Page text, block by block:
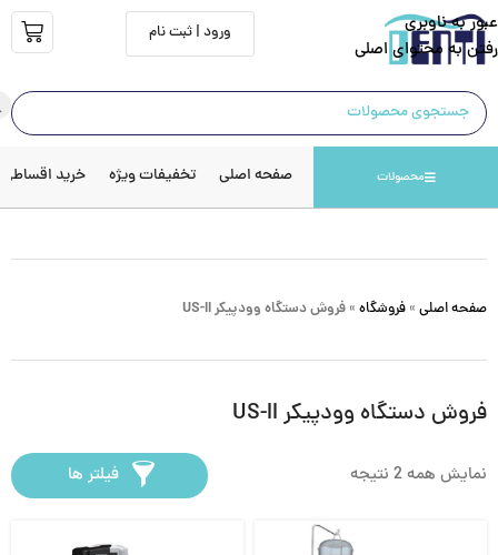
عبور به ناوبری
رفتن به محتوای اصلی
ورود | ثبت نام
محصولات صفحه اصلی تخفیفات ویژه خرید اقساطی
صفحه اصلی » فروشگاه » فروش دستگاه وودپیکر US-II
فروش دستگاه وودپیکر US-II
نمایش همه 2 نتیجه فیلتر ها